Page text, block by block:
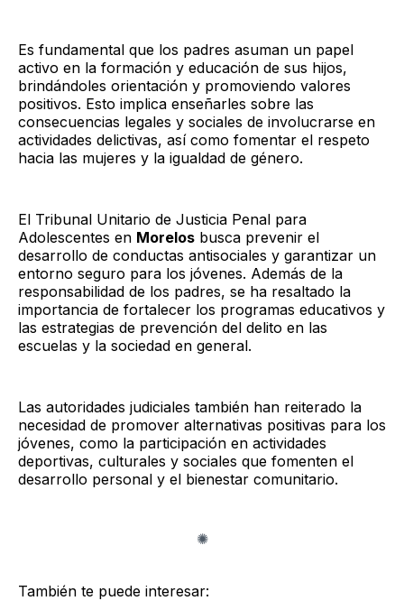
Es fundamental que los padres asuman un papel
activo en la formación y educación de sus hijos,
brindándoles orientación y promoviendo valores
positivos. Esto implica enseñarles sobre las
consecuencias legales y sociales de involucrarse en
actividades delictivas, así como fomentar el respeto
hacia las mujeres y la igualdad de género.
El Tribunal Unitario de Justicia Penal para
Adolescentes en Morelos busca prevenir el
desarrollo de conductas antisociales y garantizar un
entorno seguro para los jóvenes. Además de la
responsabilidad de los padres, se ha resaltado la
importancia de fortalecer los programas educativos y
las estrategias de prevención del delito en las
escuelas y la sociedad en general.
Las autoridades judiciales también han reiterado la
necesidad de promover alternativas positivas para los
jóvenes, como la participación en actividades
deportivas, culturales y sociales que fomenten el
desarrollo personal y el bienestar comunitario.
También te puede interesar: